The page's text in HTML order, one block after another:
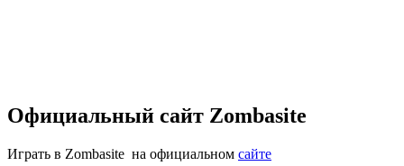
Официальный сайт Zombasite
Играть в Zombasite на официальном сайте